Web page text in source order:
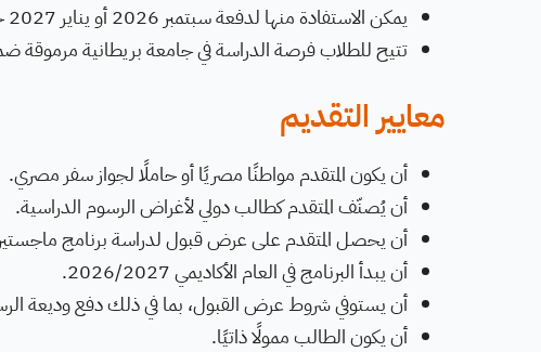
يمكن الاستفادة منها لدفعة سبتمبر 2026 أو يناير 2027 حسب البرنامج المتاح.
تتيح للطلاب فرصة الدراسة في جامعة بريطانية مرموقة
معايير التقديم
أن يكون المتقدم مواطنًا مصريًا أو حاملًا لجواز سفر مصري.
أن يُصنّف المتقدم كطالب دولي لأغراض الرسوم الدراسية.
أن يحصل المتقدم على عرض قبول لدراسة برنامج
أن يبدأ البرنامج في العام الأكاديمي 2026/2027.
أن يستوفي شروط عرض القبول، بما في ذلك دفع وديعة
أن يكون الطالب ممولًا ذاتيًا.